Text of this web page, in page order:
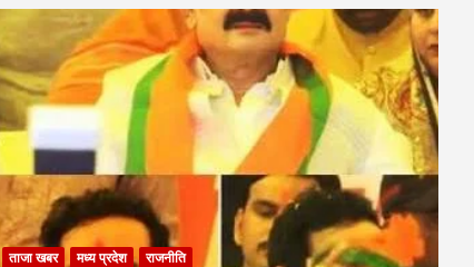
ताजा खबर मध्य प्रदेश राजनीति